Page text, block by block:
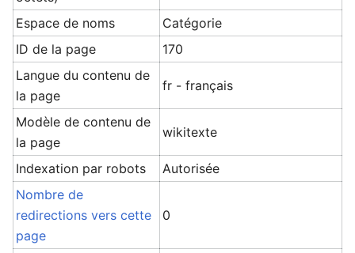
Ouvrir le menu principal
Espace de noms
Catégorie
ID de la page
170
Langue du contenu de
la page
fr - français
Modèle de contenu de
la page
wikitexte
Indexation par robots
Autorisée
Nombre de
redirections vers cette
page
0